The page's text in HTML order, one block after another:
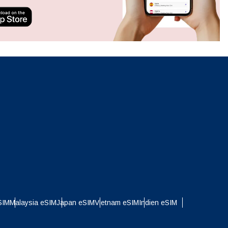
Malaysia eSIMJapan eSIMVietnam eSIMIndien eSIM